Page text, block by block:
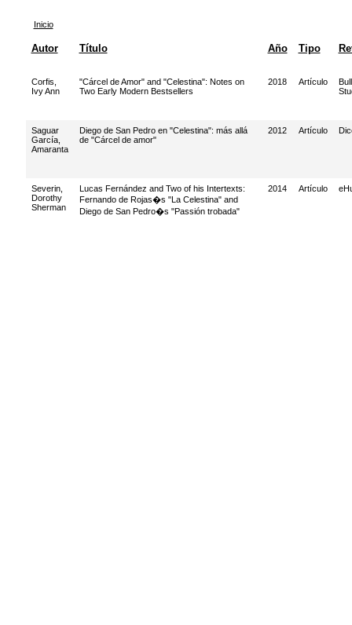
Inicio
Autor Título Año Tipo
Corfis,
Ivy Ann
"Cárcel de Amor" and "Celestina": Notes on
Two Early Modern Bestsellers
2018 Artículo
Saguar
García,
Amaranta
Diego de San Pedro en "Celestina": más allá
de "Cárcel de amor"
2012 Artículo
Severin,
Dorothy
Sherman
Lucas Fernández and Two of his Intertexts:
Fernando de Rojas�s "La Celestina" and
Diego de San Pedro�s "Passión trobada"
2014 Artículo